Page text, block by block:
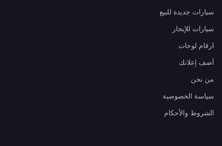
سيارات جديدة للبيع
سيارات للإيجار
ارقام لوحات
أضف إعلانك
من نحن
سياسة الخصوصية
الشروط والأحكام